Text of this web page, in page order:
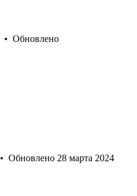
• Обновлено
• Обновлено 28 марта 2024